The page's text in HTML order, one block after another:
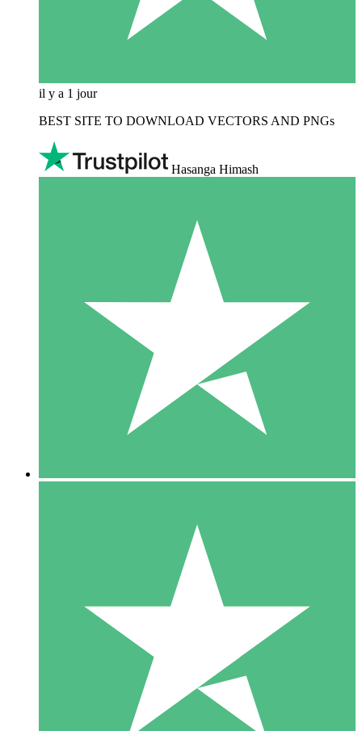
il y a 1 jour
BEST SITE TO DOWNLOAD VECTORS AND PNGs
Hasanga Himash